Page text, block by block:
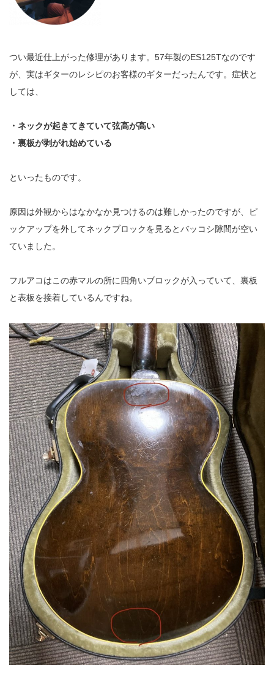
つい最近仕上がった修理があります。57年製のES125Tなのです
が、実はギターのレシピのお客様のギターだったんです。症状と
しては、
・ネックが起きてきていて弦高が高い
・裏板が剥がれ始めている
といったものです。
原因は外観からはなかなか見つけるのは難しかったのですが、ピ
ックアップを外してネックブロックを見るとバッコシ隙間が空い
ていました。
フルアコはこの赤マルの所に四角いブロックが入っていて、裏板
と表板を接着しているんですね。